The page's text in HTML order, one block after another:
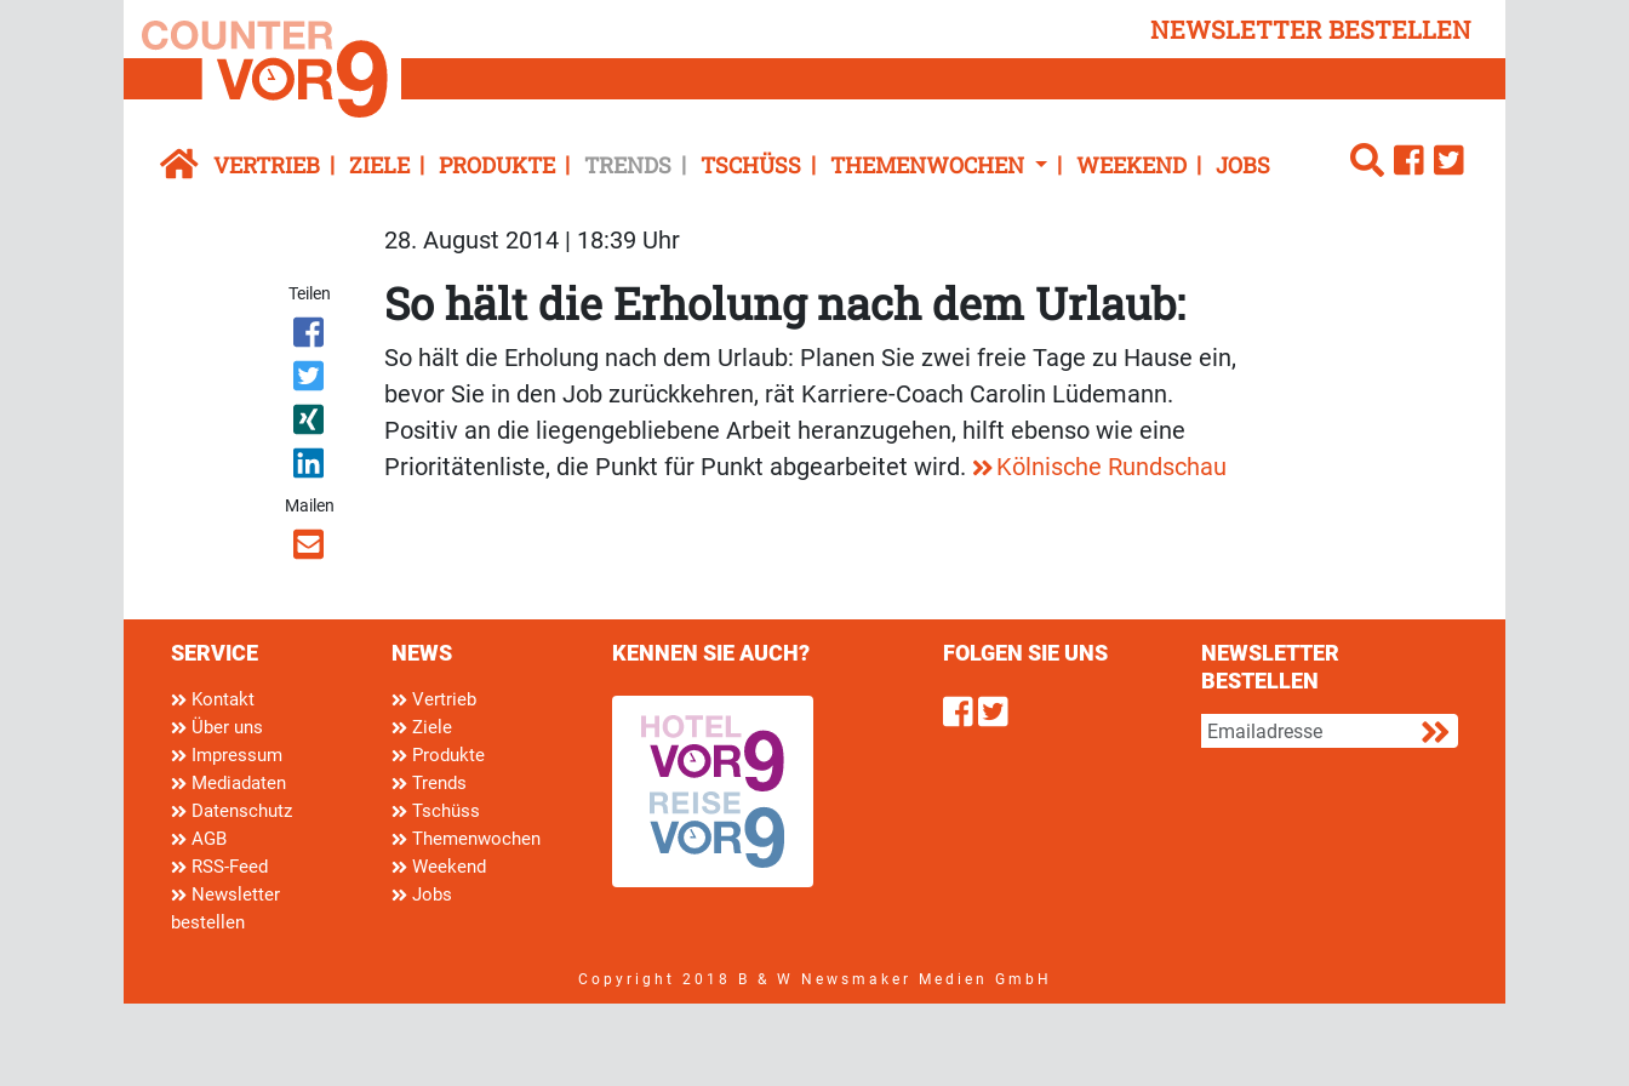
NEWSLETTER BESTELLEN
VERTRIEB ZIELE PRODUKTE TRENDS TSCHÜSS THEMENWOCHEN WEEKEND JOBS
28. August 2014 | 18:39 Uhr
Teilen
Mailen
So hält die Erholung nach dem Urlaub:
So hält die Erholung nach dem Urlaub: Planen Sie zwei freie Tage zu Hause ein,
bevor Sie in den Job zurückkehren, rät Karriere-Coach Carolin Lüdemann.
Positiv an die liegengebliebene Arbeit heranzugehen, hilft ebenso wie eine
Prioritätenliste, die Punkt für Punkt abgearbeitet wird.
Kölnische Rundschau
SERVICE
Kontakt
Über uns
Impressum
Mediadaten
Datenschutz
AGB
RSS-Feed
Newsletter
bestellen
NEWS
Vertrieb
Ziele
Produkte
Trends
Tschüss
Themenwochen
Weekend
Jobs
KENNEN SIE AUCH? FOLGEN SIE UNS
Find us on Facebook
Follow us on Twitter
NEWSLETTER
BESTELLEN
Copyright 2018 B & W Newsmaker Medien GmbH